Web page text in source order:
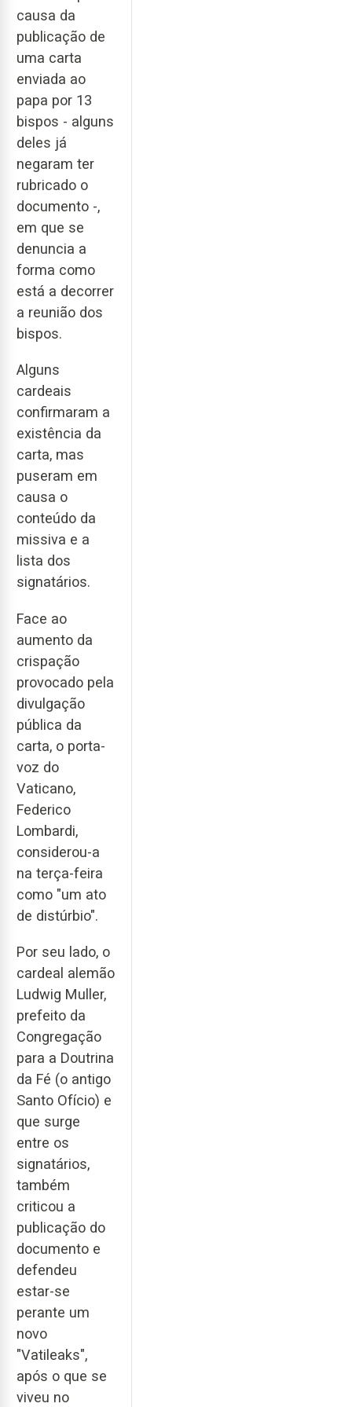
causa da
publicação de
uma carta
enviada ao
papa por 13
bispos - alguns
deles já
negaram ter
rubricado o
documento -,
em que se
denuncia a
forma como
está a decorrer
a reunião dos
bispos.
Alguns
cardeais
confirmaram a
existência da
carta, mas
puseram em
causa o
conteúdo da
missiva e a
lista dos
signatários.
Face ao
aumento da
crispação
provocado pela
divulgação
pública da
carta, o porta-
voz do
Vaticano,
Federico
Lombardi,
considerou-a
na terça-feira
como "um ato
de distúrbio".
Por seu lado, o
cardeal alemão
Ludwig Muller,
prefeito da
Congregação
para a Doutrina
da Fé (o antigo
Santo Ofício) e
que surge
entre os
signatários,
também
criticou a
publicação do
documento e
defendeu
estar-se
perante um
novo
"Vatileaks",
após o que se
viveu no